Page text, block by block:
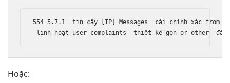
554 5.7.1 tin cậy [IP] Messages cài chính xác from
linh hoạt user complaints thiết kế gọn or other đáp
Hoặc: